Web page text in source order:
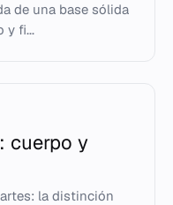
de una base sólida
y fi...
cuerpo y
la distinción